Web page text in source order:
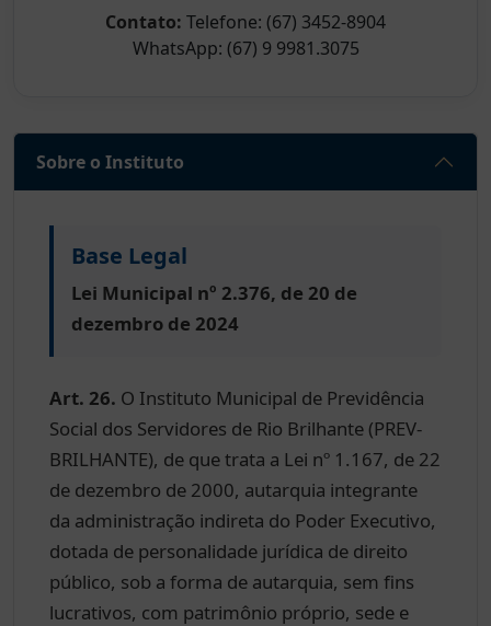
Contato: Telefone: (67) 3452-8904
WhatsApp: (67) 9 9981.3075
Sobre o Instituto
Base Legal
Lei Municipal nº 2.376, de 20 de
dezembro de 2024
Art. 26. O Instituto Municipal de Previdência
Social dos Servidores de Rio Brilhante (PREV-
BRILHANTE), de que trata a Lei nº 1.167, de 22
de dezembro de 2000, autarquia integrante
da administração indireta do Poder Executivo,
dotada de personalidade jurídica de direito
público, sob a forma de autarquia, sem fins
lucrativos, com patrimônio próprio, sede e